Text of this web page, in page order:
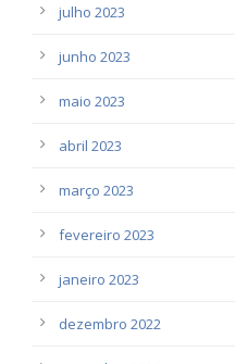
julho 2023
junho 2023
maio 2023
abril 2023
março 2023
fevereiro 2023
janeiro 2023
dezembro 2022